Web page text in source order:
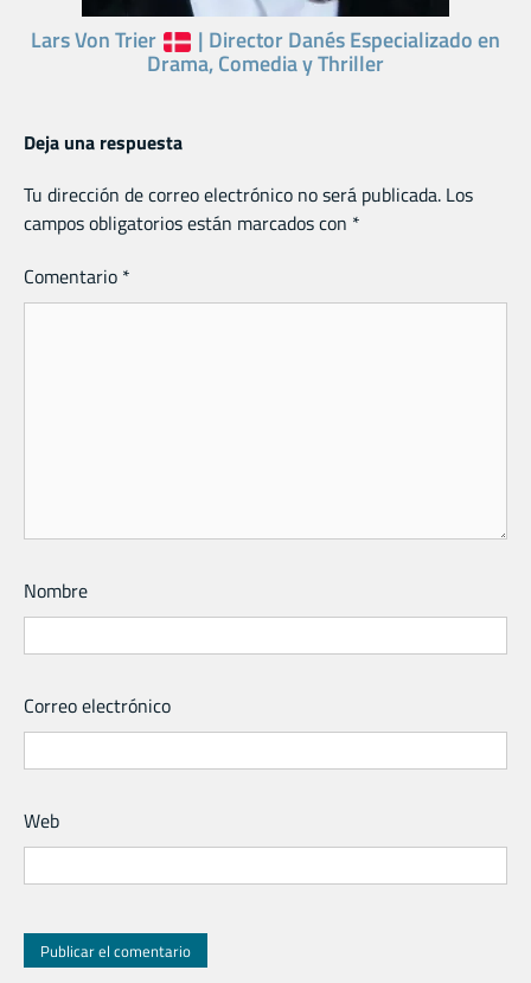
Lars Von Trier | Director Danés Especializado en
Drama, Comedia y Thriller
Deja una respuesta
Tu dirección de correo electrónico no será publicada. Los
campos obligatorios están marcados con *
Comentario *
Nombre
Correo electrónico
Web